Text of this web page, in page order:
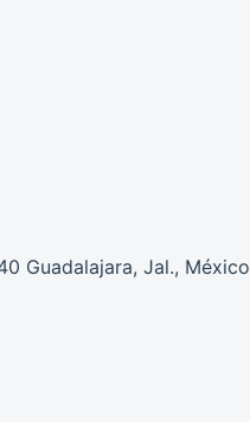
Guadalajara, Jal., México